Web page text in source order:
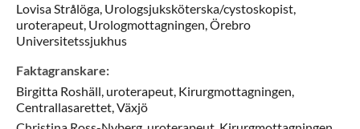
LovisaStrålöga, Urologsjuksköterska/cystoskopist,
uroterapeut, Urologmottagningen, Örebro
Universitetssjukhus
Faktagranskare:
Birgitta Roshäll, uroterapeut, Kirurgmottagningen,
Centrallasarettet,Växjö